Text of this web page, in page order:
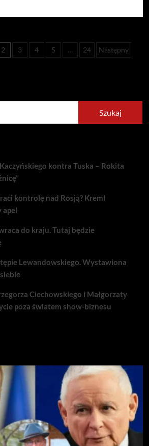
2 3 4 5 … 24 Następny
Szukaj
kontra Tuska – Rokita
kontrolę nad Rosją? Kreml
apel
do kraju. Tutaj będzie
Lewandowskiego. Wystawiona
Ciechowskiego i Małgorzaty
poza światem show-biznesu